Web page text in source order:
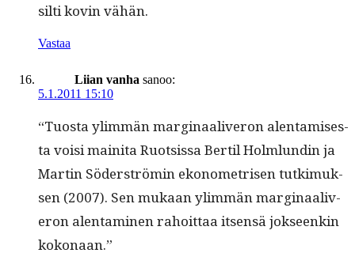
silti kovin vähän.
Vastaa
Liian vanha sanoo:
5.1.2011 15:10
“Tuos­ta ylim­män mar­gin­aaliv­eron alen­tamis­es­
ta voisi maini­ta Ruot­sis­sa Bertil Holm­lundin ja
Mar­tin Söder­strömin ekonometrisen tutkimuk­
sen (2007). Sen mukaan ylim­män mar­gin­aaliv­
eron alen­t­a­mi­nen rahoit­taa itsen­sä jok­seenkin
kokonaan.”